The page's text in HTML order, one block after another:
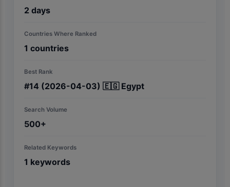
2 days
Countries Where Ranked
1 countries
Best Rank
#14 (2026-04-03) 🇪🇬 Egypt
Search Volume
500+
Related Keywords
1 keywords